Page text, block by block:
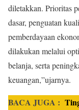
diletakkan. Prioritas
dasar, penguatan
pemberdayaan
dilakukan melalui
belanja, serta
keuangan,”ujarnya.
BACA JUGA :